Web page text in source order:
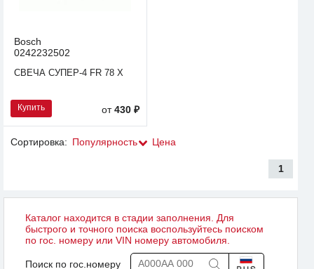
Bosch
0242232502
СВЕЧА СУПЕР-4 FR 78 X
Купить от430 ₽
Сортировка: Популярность Цена
1
Каталог находится в стадии заполнения. Для
быстрого и точного поиска воспользуйтесь поиском
по гос. номеру или VIN номеру автомобиля.
Поиск по гос.номеру